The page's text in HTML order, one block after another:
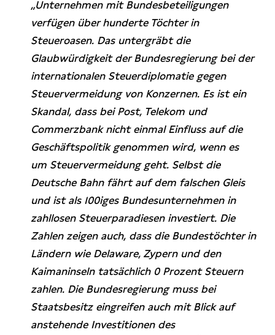
„Unternehmen mit Bundesbeteiligungen
verfügen über hunderte Töchter in
Steueroasen. Das untergräbt die
Glaubwürdigkeit der Bundesregierung bei der
internationalen Steuerdiplomatie gegen
Steuervermeidung von Konzernen. Es ist ein
Skandal, dass bei Post, Telekom und
Commerzbank nicht einmal Einfluss auf die
Geschäftspolitik genommen wird, wenn es
um Steuervermeidung geht. Selbst die
Deutsche Bahn fährt auf dem falschen Gleis
und ist als 100iges Bundesunternehmen in
zahllosen Steuerparadiesen investiert. Die
Zahlen zeigen auch, dass die Bundestöchter in
Ländern wie Delaware, Zypern und den
Kaimaninseln tatsächlich 0 Prozent Steuern
zahlen. Die Bundesregierung muss bei
Staatsbesitz eingreifen auch mit Blick auf
anstehende Investitionen des